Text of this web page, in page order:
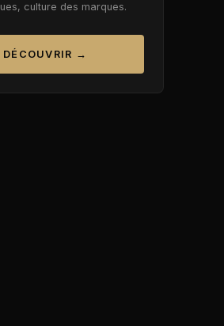
culture des marques.
DÉCOUVRIR →